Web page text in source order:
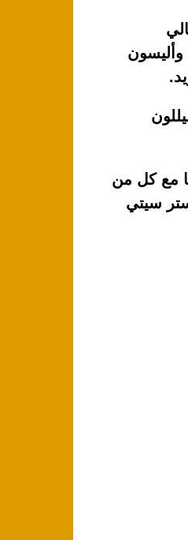
مع كل من
سيتي